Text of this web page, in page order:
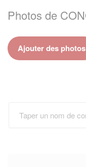
Photos de
Ajouter des photos